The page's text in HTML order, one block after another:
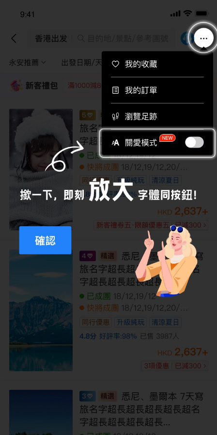
下載
永安推薦 出發日期/天數 途徑景點
新客禮包 每位即減220 每位即減160 每位即減120
LMKCZ07NL
【4鑽】【中亞細亞】哈薩克 7天探索
之旅
其他日期 03/09,10/09,17/09,24/09
全包價
HKD23,999 HKD 19,999+/人
限額優惠
已減
到底啦